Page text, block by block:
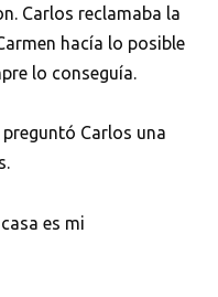
Carlos reclamaba la
hacía lo posible
lo conseguía.
Carlos una
es mi